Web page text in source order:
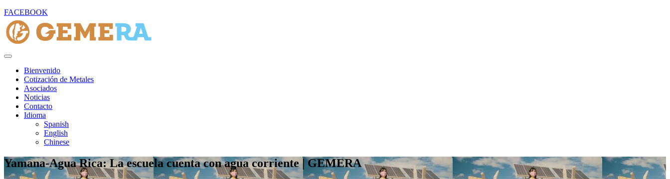
FACEBOOK
Bienvenido
Cotización de Metales
Asociados
Noticias
Contacto
Idioma
Spanish
English
Chinese
Yamana-Agua Rica: La escuela cuenta con agua corriente | GEMERA